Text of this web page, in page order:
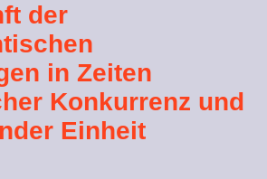
der
in Zeiten
Konkurrenz und
Einheit